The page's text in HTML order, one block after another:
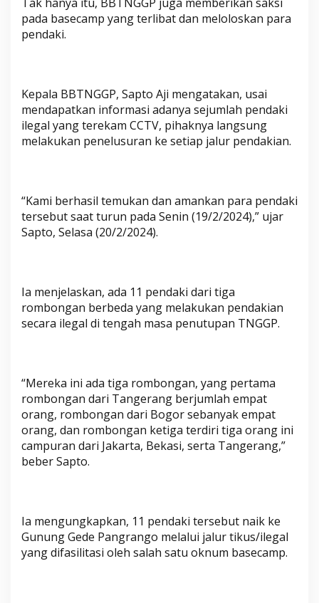
pada basecamp yang terlibat dan meloloskan para
pendaki.
Kepala BBTNGGP, Sapto Aji mengatakan, usai
mendapatkan informasi adanya sejumlah pendaki
ilegal yang terekam CCTV, pihaknya langsung
melakukan penelusuran ke setiap jalur pendakian.
“Kami berhasil temukan dan amankan para pendaki
tersebut saat turun pada Senin (19/2/2024),” ujar
Sapto, Selasa (20/2/2024).
Ia menjelaskan, ada 11 pendaki dari tiga
rombongan berbeda yang melakukan pendakian
secara ilegal di tengah masa penutupan TNGGP.
“Mereka ini ada tiga rombongan, yang pertama
rombongan dari Tangerang berjumlah empat
orang, rombongan dari Bogor sebanyak empat
orang, dan rombongan ketiga terdiri tiga orang ini
campuran dari Jakarta, Bekasi, serta Tangerang,”
beber Sapto.
Ia mengungkapkan, 11 pendaki tersebut naik ke
Gunung Gede Pangrango melalui jalur tikus/ilegal
yang difasilitasi oleh salah satu oknum basecamp.